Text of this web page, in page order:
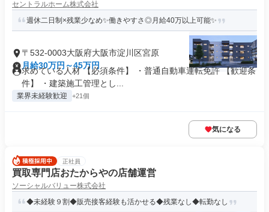
セントラルホーム株式会社
週休二日制×残業少なめ✨働きやすさ◎月給40万以上可能✨
〒532-0003大阪府大阪市淀川区宮原
月給30万円～45万円
求めている人材 【必須条件】 ・普通自動車運転免許 【歓迎条
件】 ・建築施工管理とし...
業界未経験歓迎 +21個
気になる
正社員
買取専門店おたからやの店舗運営
ソーシャルバリュー株式会社
◆未経験９割◆販売接客経験も活かせる◆残業なし◆転勤なし